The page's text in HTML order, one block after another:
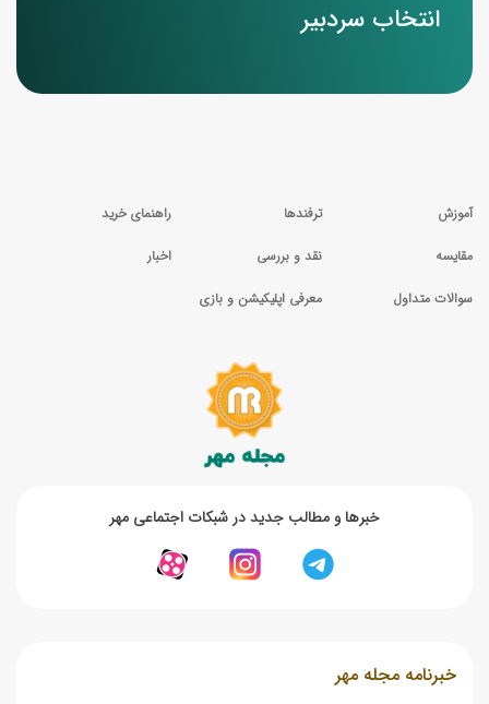
انتخاب سردبیر
آموزش ترفندها راهنمای خرید
مقایسه نقد و بررسی اخبار
سوالات متداول معرفی اپلیکیشن و بازی
خبر‌ها و مطالب جدید در شبکات اجتماعی مهر
خبرنامه مجله مهر